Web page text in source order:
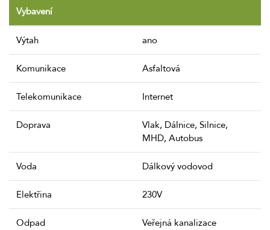
Vybavení
Výtah ano
Komunikace Asfaltová
Telekomunikace Internet
Doprava
Vlak, Dálnice, Silnice,
MHD, Autobus
Voda Dálkový vodovod
Elektřina 230V
Odpad Veřejná kanalizace